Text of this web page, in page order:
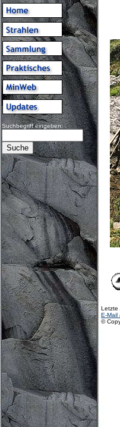
Suchbegriff eingeben:
Letzte
E-Mail
©